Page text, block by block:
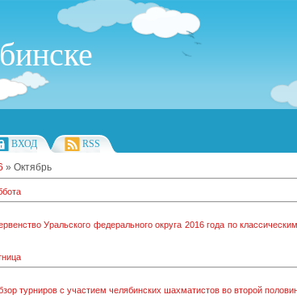
ВХОД RSS
» Октябрь
Уральского федерального округа 2016 года по
турниров с участием челябинских шахматистов во второй